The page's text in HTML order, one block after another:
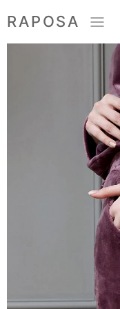
RAPOSA
Домашний текстиль